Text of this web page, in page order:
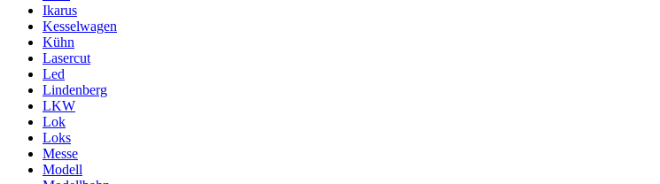
Ikarus
Kesselwagen
Kühn
Lasercut
Led
Lindenberg
LKW
Lok
Loks
Messe
Modell